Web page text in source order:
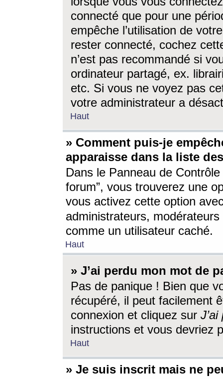
connecté que pour une
empêche l’utilisation de
rester connecté, cochez
n’est pas recommandé si
ordinateur partagé, ex.
etc. Si vous ne voyez pas
votre administrateur a
Haut
» Comment puis-je
apparaisse dans la liste
Dans le Panneau de
forum”, vous trouverez une
vous activez cette option
administrateurs,
comme un utilisateur caché.
Haut
» J’ai perdu mon mot de
Pas de panique ! Bien que
récupéré, il peut facilement
connexion et cliquez sur
instructions et vous devriez
Haut
» Je suis inscrit mais ne